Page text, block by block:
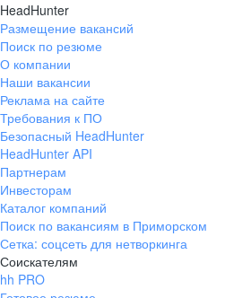
HeadHunter
Размещение вакансий
Поиск по резюме
О компании
Наши вакансии
Реклама на сайте
Требования к ПО
Безопасный HeadHunter
HeadHunter API
Партнерам
Инвесторам
Каталог компаний
Поиск по вакансиям в Приморском
Сетка: соцсеть для нетворкинга
Соискателям
hh PRO